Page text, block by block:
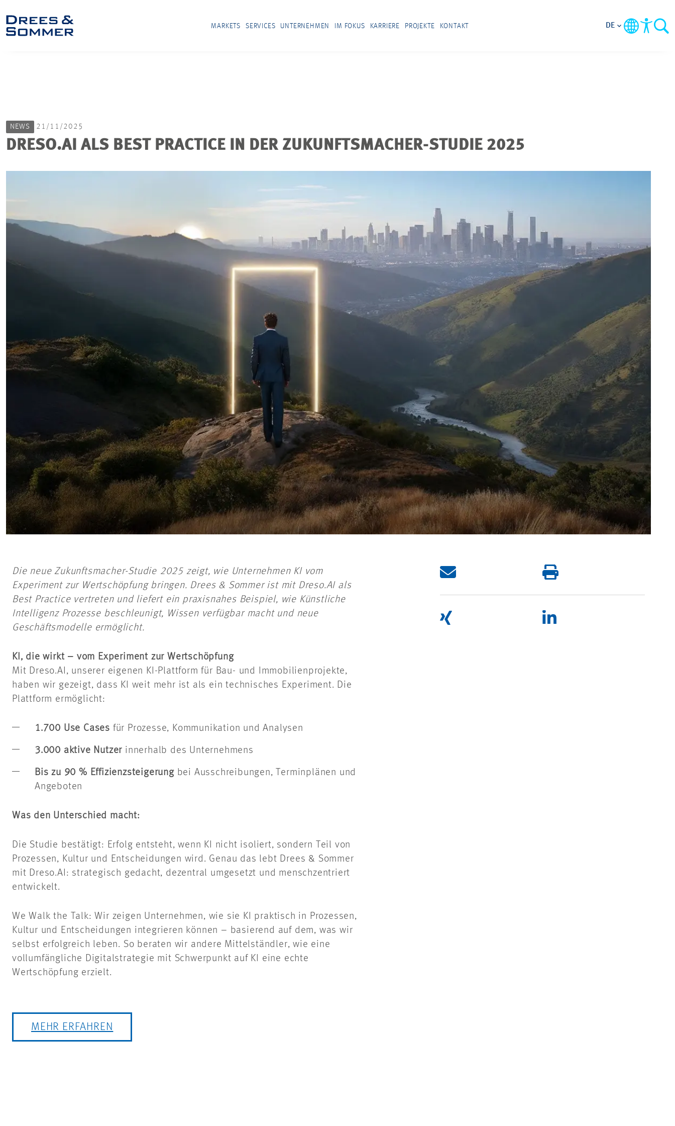
MARKETS SERVICES UNTERNEHMEN IM FOKUS KARRIERE PROJEKTE KONTAKT DE
NEWS 21/11/2025
DRESO.AI ALS BEST PRACTICE IN DER ZUKUNFTSMACHER-STUDIE 2025
Die neue Zukunftsmacher-Studie 2025 zeigt, wie Unternehmen KI vom
Experiment zur Wertschöpfung bringen. Drees & Sommer ist mit Dreso.AI als
Best Practice vertreten und liefert ein praxisnahes Beispiel, wie Künstliche
Intelligenz Prozesse beschleunigt, Wissen verfügbar macht und neue
Geschäftsmodelle ermöglicht.
KI, die wirkt – vom Experiment zur Wertschöpfung
Mit Dreso.AI, unserer eigenen KI-Plattform für Bau- und Immobilienprojekte,
haben wir gezeigt, dass KI weit mehr ist als ein technisches Experiment. Die
Plattform ermöglicht:
1.700 Use Cases für Prozesse, Kommunikation und Analysen
3.000 aktive Nutzer innerhalb des Unternehmens
Bis zu 90 % Effizienzsteigerungbei Ausschreibungen, Terminplänen und
Angeboten
Was den Unterschied macht:
Die Studie bestätigt: Erfolg entsteht, wenn KI nicht isoliert, sondern Teil von
Prozessen, Kultur und Entscheidungen wird. Genau das lebt Drees & Sommer
mit Dreso.AI: strategisch gedacht, dezentral umgesetzt und menschzentriert
entwickelt.
We Walkthe Talk: Wir zeigen Unternehmen, wie sie KI praktisch in Prozessen,
Kultur und Entscheidungen integrieren können – basierend auf dem, was wir
selbst erfolgreich leben. So beraten wir andere Mittelständler, wie eine
vollumfängliche Digitalstrategie mit Schwerpunkt auf KI eine echte
Wertschöpfung erzielt.
MEHR ERFAHREN